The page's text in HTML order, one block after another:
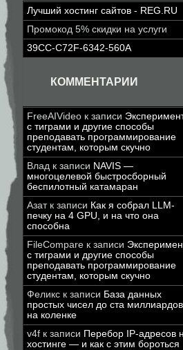
Лучший хостинг сайтов - REG.RU
Промокод 5% скидки на услуги
39CC-C72F-6342-560A
КОММЕНТАРИИ
FreeAIVideo к записи
с тиграми и другие способы
преподавать программирование
студентам, которым скучно
Влад к записи NAVIS —
многоцелевой быстросборный
беспилотный катамаран
Азатк записи Как я собрал LLM-
печку на 4 GPU, и на что она
способна
FileCompare к записи
с тиграми и другие способы
преподавать программирование
студентам, которым скучно
Феликс к записи База данных
простых чисел до ста миллиардов
на коленке
v4f к записи Перебор IP-адресов
хостинге — и как с этим бороться